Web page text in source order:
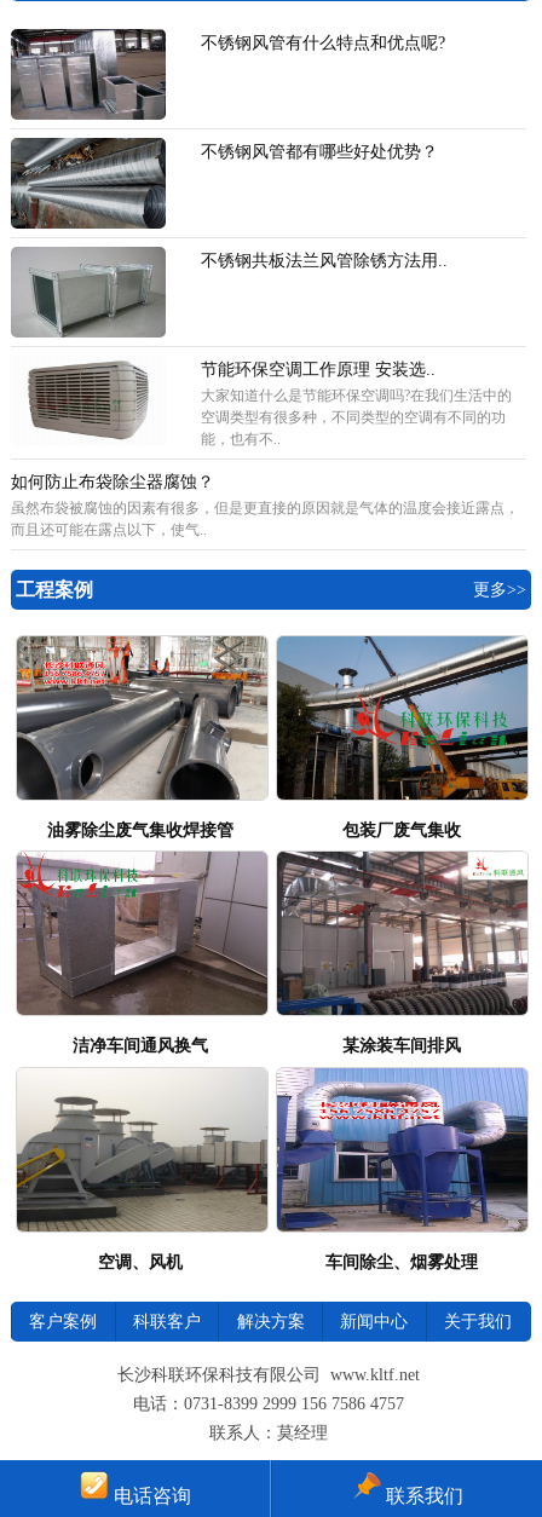
不锈钢风管有什么特点和优点呢?
不锈钢风管都有哪些好处优势？
不锈钢共板法兰风管除锈方法用..
节能环保空调工作原理 安装选..
大家知道什么是节能环保空调吗?在我们生活中的
空调类型有很多种，不同类型的空调有不同的功
能，也有不..
如何防止布袋除尘器腐蚀？
虽然布袋被腐蚀的因素有很多，但是更直接的原因就是气体的温度会接近露点，
而且还可能在露点以下，使气..
工程案例 更多>>
油雾除尘废气集收焊接管 包装厂废气集收
洁净车间通风换气 某涂装车间排风
空调、风机 车间除尘、烟雾处理
客户案例 科联客户 解决方案 新闻中心 关于我们
长沙科联环保科技有限公司 www.kltf.net
电话：0731-8399 2999 156 7586 4757
联系人：莫经理
电话咨询 联系我们